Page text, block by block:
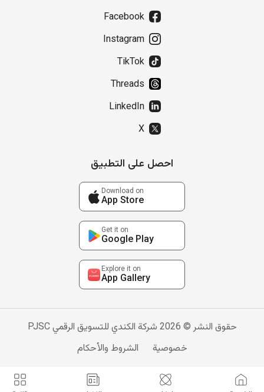
Facebook
Instagram
TikTok
Threads
LinkedIn
X
احصل على التطبيق
Download on
App Store
Get it on
Google Play
Explore it on
App Gallery
حقوق النشر © 2026 شركة الكندي للتسويق الرقمي PJSC
خصوصية
الشروط والأحكام